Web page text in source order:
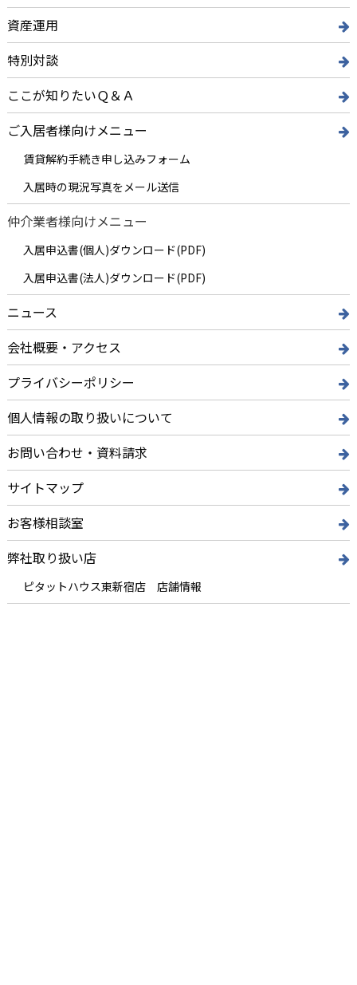
資産運用
特別対談
ここが知りたいＱ＆Ａ
ご入居者様向けメニュー
賃貸解約手続き申し込みフォーム
入居時の現況写真をメール送信
仲介業者様向けメニュー
入居申込書(個人)ダウンロード(PDF)
入居申込書(法人)ダウンロード(PDF)
ニュース
会社概要・アクセス
プライバシーポリシー
個人情報の取り扱いについて
お問い合わせ・資料請求
サイトマップ
お客様相談室
弊社取り扱い店
ピタットハウス東新宿店 店舗情報